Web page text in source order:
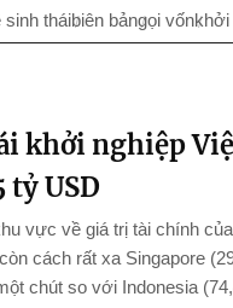
sinh tháibiên bảngọi vốnkhởi
khởi nghiệp
USD
vực về giá trị tài chính
cách rất xa Singapore
chút so với Indonesia